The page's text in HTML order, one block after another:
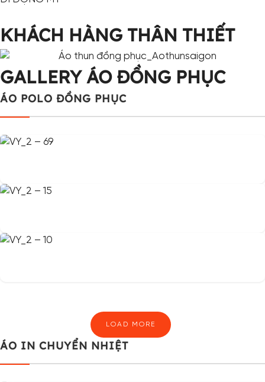
KHÁCH HÀNG THÂN THIẾT
GALLERY ÁO ĐỒNG PHỤC
ÁO POLO ĐỒNG PHỤC
LOAD MORE
ÁO IN CHUYỂN NHIỆT